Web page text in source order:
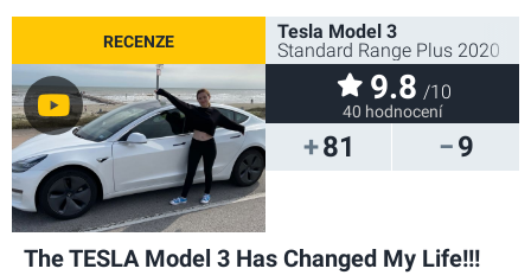
81 9
Tesla Model 3
Standard Range Plus 2020
9.8 /10
40 hodnocení
The TESLA Model 3 Has Changed My Life!!!